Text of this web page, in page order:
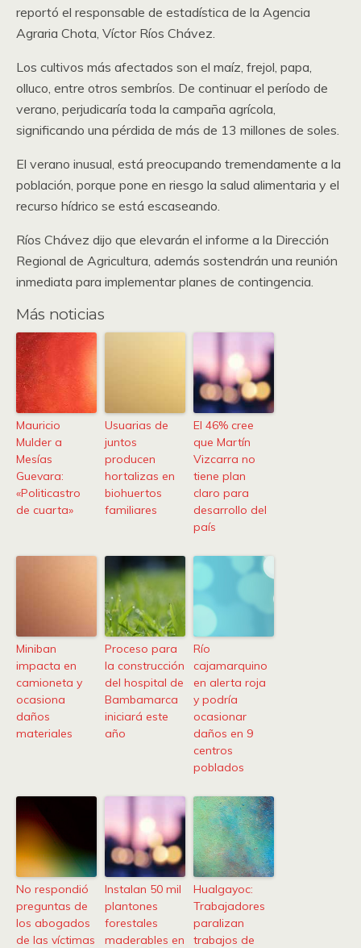
reportó el responsable de estadística de la Agencia
Agraria Chota, Víctor Ríos Chávez.
Los cultivos más afectados son el maíz, frejol, papa,
olluco, entre otros sembríos. De continuar el período de
verano, perjudicaría toda la campaña agrícola,
significando una pérdida de más de 13 millones de soles.
El verano inusual, está preocupando tremendamente a la
población, porque pone en riesgo la salud alimentaria y el
recurso hídrico se está escaseando.
Ríos Chávez dijo que elevarán el informe a la Dirección
Regional de Agricultura, además sostendrán una reunión
inmediata para implementar planes de contingencia.
Más noticias
Mauricio
Mulder a
Mesías
Guevara:
«Politicastro
de cuarta»
Usuarias de
juntos
producen
hortalizas en
biohuertos
familiares
El 46% cree
que Martín
Vizcarra no
tiene plan
claro para
desarrollo del
país
Miniban
impacta en
camioneta y
ocasiona
daños
materiales
Proceso para
la construcción
del hospital de
Bambamarca
iniciará este
año
Río
cajamarquino
en alerta roja
y podría
ocasionar
daños en 9
centros
poblados
No respondió
preguntas de
los abogados
de las víctimas
Instalan 50 mil
plantones
forestales
maderables en
Hualgayoc:
Trabajadores
paralizan
trabajos de